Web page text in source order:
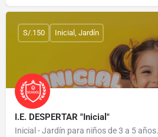
I.E. DESPERTAR "Inicial"
Inicial - Jardín para niños de 3 a 5 años.
S/.150 Inicial, Jardín